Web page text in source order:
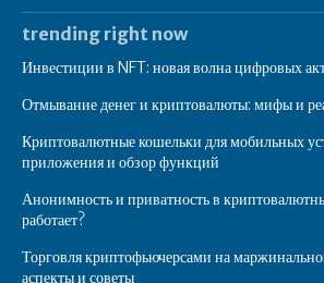
trending right now
Инвестиции в NFT: новая волна цифровых
Отмывание денег и криптовалюты: мифы и
Криптовалютные кошельки для мобильных
приложения и обзор функций
Анонимность и приватность в
работает?
Торговля криптофьючерсами на
аспекты и советы